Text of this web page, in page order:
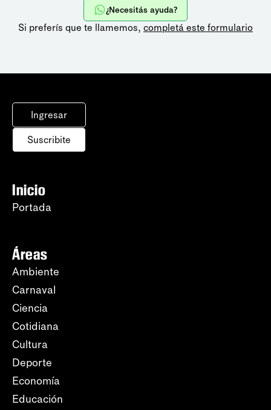
¿Necesitás ayuda?
Si preferís que te llamemos, completá este formulario
Ingresar
Suscribite
Inicio
Portada
Áreas
Ambiente
Carnaval
Ciencia
Cotidiana
Cultura
Deporte
Economía
Educación